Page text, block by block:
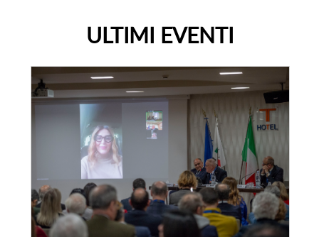
ULTIMI EVENTI